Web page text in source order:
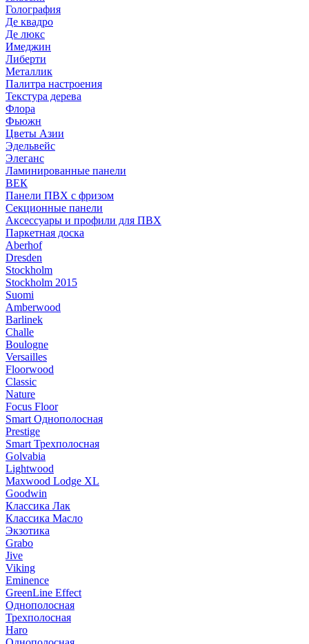
Голография
Де квадро
Де люкс
Имеджин
Либерти
Металлик
Палитра настроения
Текстура дерева
Флора
Фьюжн
Цветы Азии
Эдельвейс
Элеганс
Ламинированные панели
ВЕК
Панели ПВХ с фризом
Секционные панели
Аксессуары и профили для ПВХ
Паркетная доска
Aberhof
Dresden
Stockholm
Stockholm 2015
Suomi
Amberwood
Barlinek
Challe
Boulogne
Versailles
Floorwood
Classic
Nature
Focus Floor
Smart Однополосная
Prestige
Smart Трехполосная
Golvabia
Lightwood
Maxwood Lodge XL
Goodwin
Классика Лак
Классика Масло
Экзотика
Grabo
Jive
Viking
Eminence
GreenLine Effect
Однополосная
Трехполосная
Haro